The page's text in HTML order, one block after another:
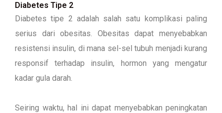
Diabetes Tipe 2
Diabetes tipe 2 adalah salah satu komplikasi paling
serius dari obesitas. Obesitas dapat menyebabkan
resistensi insulin, di mana sel-sel tubuh menjadi kurang
responsif terhadap insulin, hormon yang mengatur
kadar gula darah.
Seiring waktu, hal ini dapat menyebabkan peningkatan